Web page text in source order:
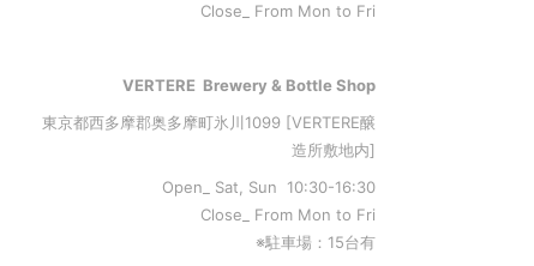
Close_ From Mon to Fri
VERTERE Brewery & Bottle Shop
東京都西多摩郡奥多摩町氷川1099 [VERTERE醸
造所敷地内]
Open_ Sat, Sun 10:30-16:30
Close_ From Mon to Fri
※駐車場：15台有